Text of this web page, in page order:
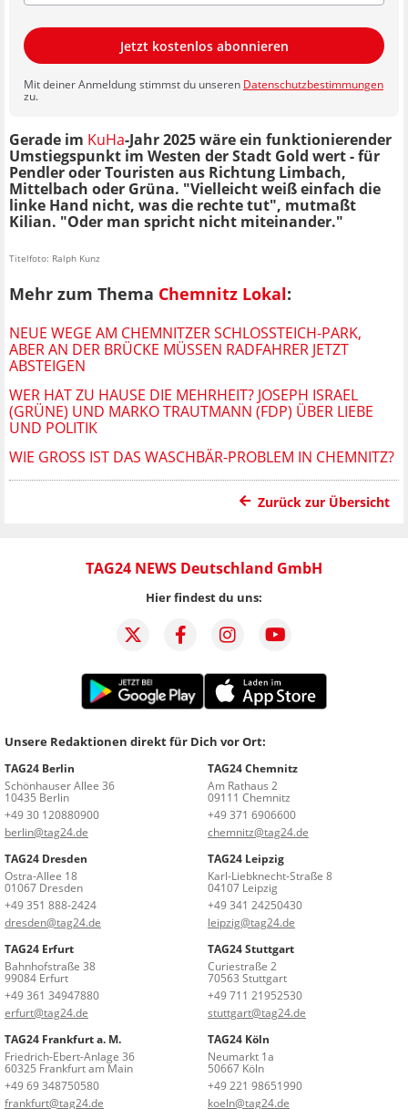
Jetzt kostenlos abonnieren
Mit deiner Anmeldung stimmst du unseren Datenschutzbestimmungen
zu.
Gerade im KuHa-Jahr 2025 wäre ein funktionierender
Umstiegspunkt im Westen der Stadt Gold wert - für
Pendler oder Touristen aus Richtung Limbach,
Mittelbach oder Grüna. "Vielleicht weiß einfach die
linke Hand nicht, was die rechte tut", mutmaßt
Kilian. "Oder man spricht nicht miteinander."
Titelfoto: Ralph Kunz
Mehr zum Thema Chemnitz Lokal:
NEUE WEGE AM CHEMNITZER SCHLOSSTEICH-PARK, A
BER AN DER BRÜCKE MÜSSEN RADFAHRER JETZT A
BSTEIGEN
WER HAT ZU HAUSE DIE MEHRHEIT? JOSEPH ISRAEL
(GRÜNE) UND MARKO TRAUTMANN (FDP) ÜBER LIEBE
UND POLITIK
WIE GROSS IST DAS WASCHBÄR-PROBLEM IN CHEMNITZ?
Zurück zur Übersicht
TAG24 NEWS Deutschland GmbH
Hier findest du uns:
Unsere Redaktionen direkt für Dich vor Ort:
TAG24 Berlin
Schönhauser Allee 36
10435 Berlin
+49 30 120880900
berlin@tag24.de
TAG24 Chemnitz
Am Rathaus 2
09111 Chemnitz
+49 371 6906600
chemnitz@tag24.de
TAG24 Dresden
Ostra-Allee 18
01067 Dresden
+49 351 888-2424
dresden@tag24.de
TAG24 Leipzig
Karl-Liebknecht-Straße 8
04107 Leipzig
+49 341 24250430
leipzig@tag24.de
TAG24 Erfurt
Bahnhofstraße 38
99084 Erfurt
+49 361 34947880
erfurt@tag24.de
TAG24 Stuttgart
Curiestraße 2
70563 Stuttgart
+49 711 21952530
stuttgart@tag24.de
TAG24 Frankfurt a. M.
Friedrich-Ebert-Anlage 36
60325 Frankfurt am Main
+49 69 348750580
frankfurt@tag24.de
TAG24 Köln
Neumarkt 1a
50667 Köln
+49 221 98651990
koeln@tag24.de